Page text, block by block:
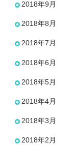
2018年9月
2018年8月
2018年7月
2018年6月
2018年5月
2018年4月
2018年3月
2018年2月